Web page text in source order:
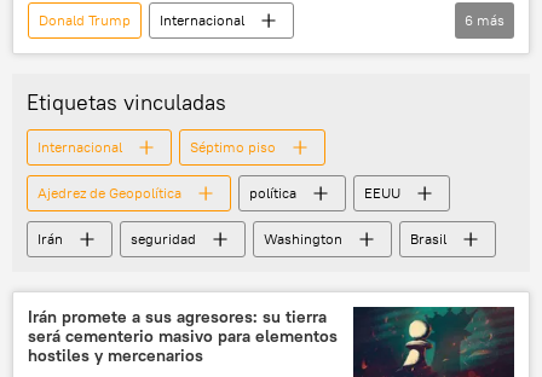
Donald Trump
Internacional
Nicolás Maduro
Venezuela
Cilia Flores
seguridad
Tribunal Supremo de Justicia de Venezuela (TSJ)
6 más
Etiquetas vinculadas
Internacional Séptimo piso
Ajedrez de Geopolítica política EEUU
Irán seguridad Washington Brasil
Irán promete a sus agresores: su tierra
será cementerio masivo para elementos
hostiles y mercenarios